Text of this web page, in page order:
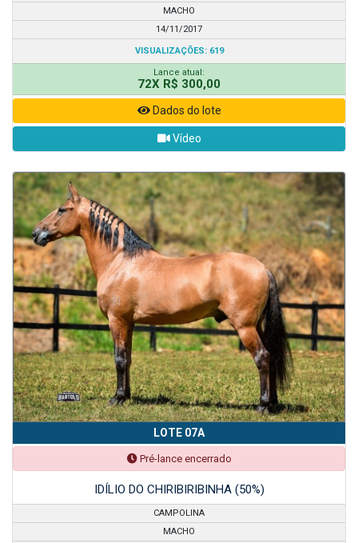
MACHO
14/11/2017
VISUALIZAÇÕES: 619
Lance atual:
72X R$ 300,00
Dados do lote
Vídeo
LOTE 07A
Pré-lance encerrado
IDÍLIO DO CHIRIBIRIBINHA (50%)
CAMPOLINA
MACHO